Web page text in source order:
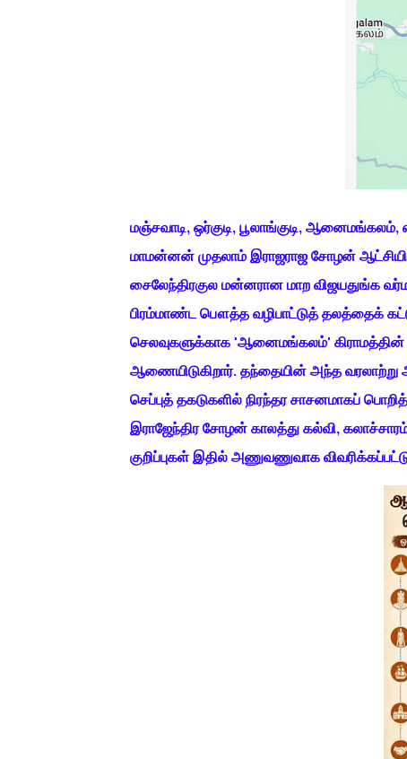
மஞ்சவாடி, ஒர்குடி, பூலாங்குடி,
மாமன்னன் முதலாம் இராஜராஜ சோழன்
சைலேந்திரகுல மன்னரான மாற விஜயதுங்க
பிரம்மாண்ட பௌத்த வழிபாட்டுத் தலத்தைக்
செலவுகளுக்காக 'ஆனைமங்கலம்'
ஆணையிடுகிறார். தந்தையின் அந்த
செப்புத் தகடுகளில் நிரந்தர சாசனமாகப்
இராஜேந்திர சோழன் காலத்து கல்வி,
குறிப்புகள் இதில் அணுவணுவாக